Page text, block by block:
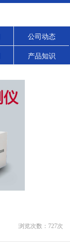
公司动态
产品知识
浏览次数： 727次